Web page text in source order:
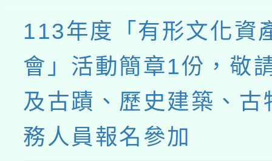
113年度「有形文化資
會」活動簡章1份，敬
及古蹟、歷史建築、古
務人員報名參加